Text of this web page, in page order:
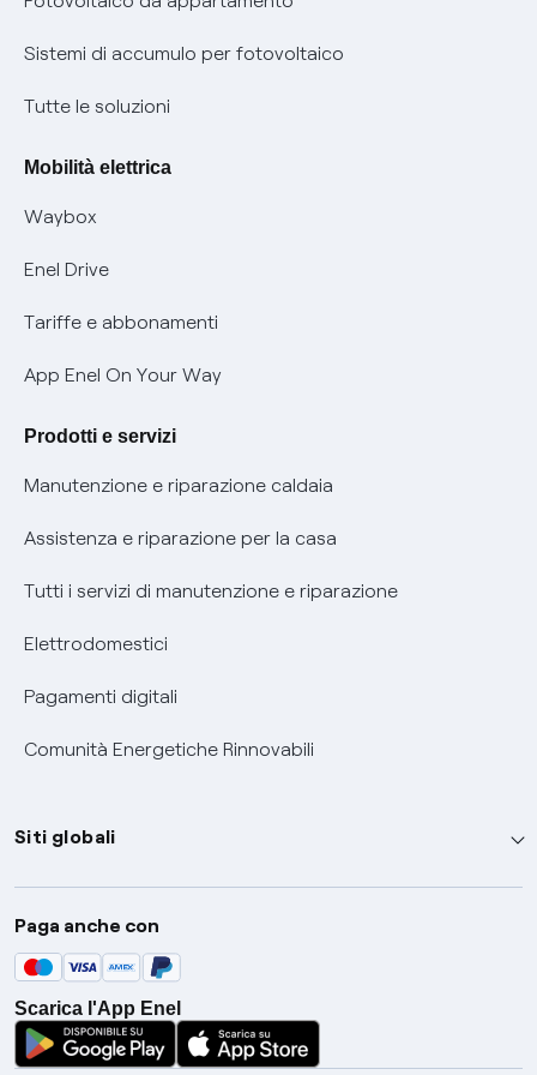
Informazioni precontrattuali prodotti e servizi
Condizioni generali di contratto prodotti e servizi
Informativa RAEE
Informativa Privacy AI
Certificazioni
Nuove regole europee per la protezione dei dati
Offerte Placet non vulnerabili
Offerta Tutela Vulnerabilità Gas
Mobilità Elettrica
Phishing e truffe online
Verifica chi ti ha chiamato
Agevolazione utenti con disabilità per offerte Fibra
Informativa RAEE
Sistemi di accumulo per fotovoltaico
Tutte le soluzioni
Mobilità elettrica
Waybox
Enel Drive
Tariffe e abbonamenti
App Enel On Your Way
Prodotti e servizi
Manutenzione e riparazione caldaia
Assistenza e riparazione per la casa
Tutti i servizi di manutenzione e riparazione
Elettrodomestici
Pagamenti digitali
Comunità Energetiche Rinnovabili
Siti globali
Enel Group
Enel Green Power
Global Trading
Global Procurement
Gridspertise
Paga anche con
Scarica l'App Enel